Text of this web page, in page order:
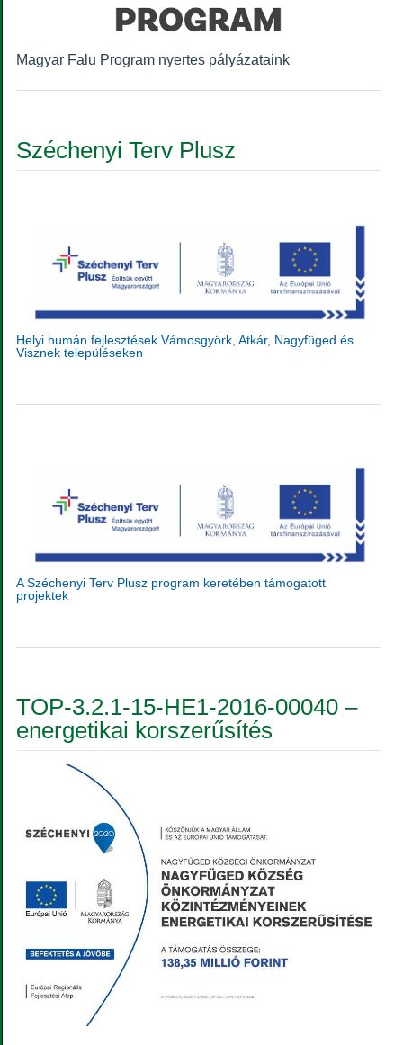
Magyar Falu Program nyertes pályázataink
Széchenyi Terv Plusz
Helyi humán fejlesztések Vámosgyörk, Atkár, Nagyfüged és
Visznek településeken
A Széchenyi Terv Plusz program keretében támogatott
projektek
TOP-3.2.1-15-HE1-2016-00040 –
energetikai korszerűsítés